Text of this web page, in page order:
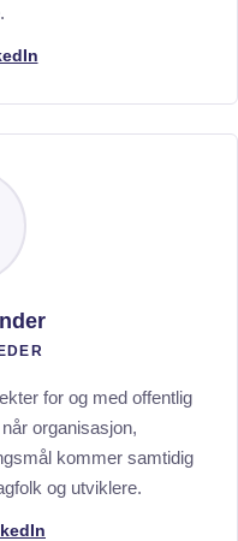
for og med offentlig
organisasjon,
kommer samtidig
og utviklere.